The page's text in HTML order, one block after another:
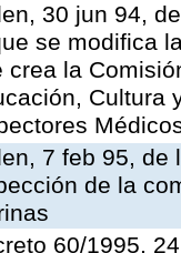
30 jun 94,
se modifica
crea la
Cultura
7 feb 95, de
de la
60/1995,